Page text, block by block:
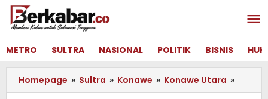
Lewati
konten
METRO
SULTRA NASIONAL POLITIK BISNIS
Homepage » Sultra » Konawe » Konawe Utara »
Bupati